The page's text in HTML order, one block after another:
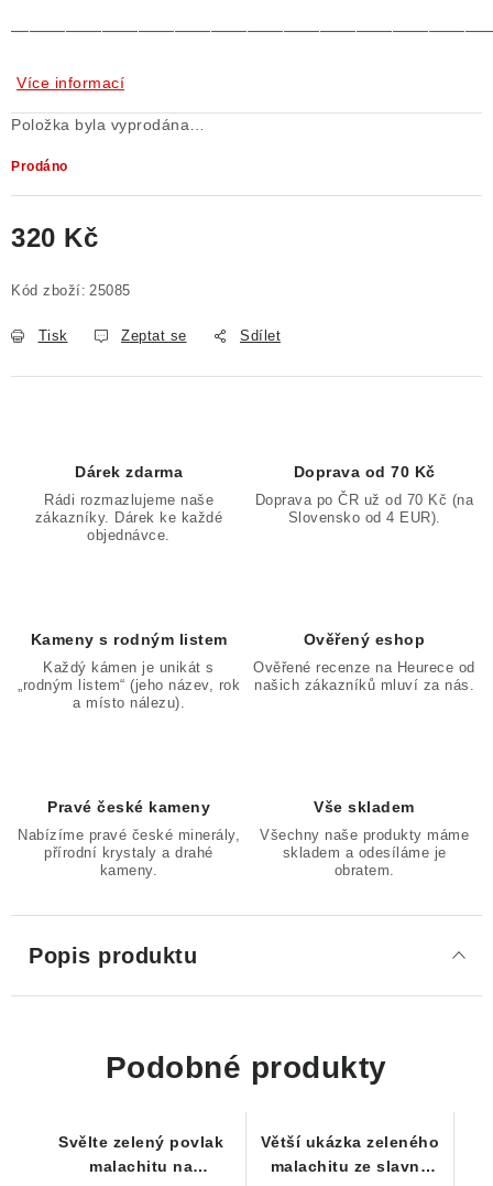
Více informací
Položka byla vyprodána…
Prodáno
320 Kč
Kód zboží: 25085
Tisk Zeptat se Sdílet
Dárek zdarma
Rádi rozmazlujeme naše
zákazníky. Dárek ke každé
objednávce.
Doprava od 70 Kč
Doprava po ČR už od 70 Kč (na
Slovensko od 4 EUR).
Kameny s rodným listem
Každý kámen je unikát s
„rodným listem“ (jeho název, rok
a místo nálezu).
Ověřený eshop
Ověřené recenze na Heurece od
našich zákazníků mluví za nás.
Pravé české kameny
Nabízíme pravé české minerály,
přírodní krystaly a drahé
kameny.
Vše skladem
Všechny naše produkty máme
skladem a odesíláme je
obratem.
Popis produktu
Podobné produkty
Svělte zelený povlak
malachitu na
Větší ukázka zeleného
malachitu ze slavné